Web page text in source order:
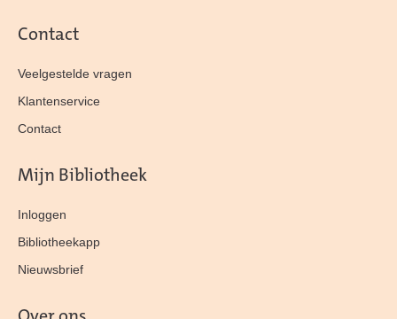
Contact
Veelgestelde vragen
Klantenservice
Contact
Mijn Bibliotheek
Inloggen
Bibliotheekapp
Nieuwsbrief